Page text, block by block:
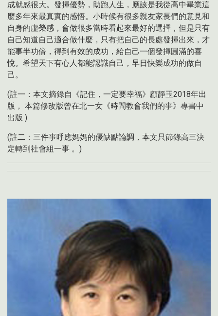
成就感很大。發揮優勢，助跑人生，應該是我從高中畢業這
麼多年來最真實的感悟。小時候有很多親友家長們的意見和
自身的虛榮感，會做很多當時看起來最好的選擇，但是只有
自己知道自己適合做什麼，只有把自己的長處發揮出來，才
能事半功倍，得到有效的成功，給自己一個發揮圓滿的喜
悅。希望天下有心人都能認識自己，早日快樂成功的做自
己。
(註一：本文摘錄自《記住，一定要幸福》顧靜玉2018年出
版， 本篇修改版曾在北一女《時間教會我們的事》專書中
出版 )
(註二：三件事呼應媽媽的優缺點論調，本文只節錄高三決
定轉到社會組一事 。)